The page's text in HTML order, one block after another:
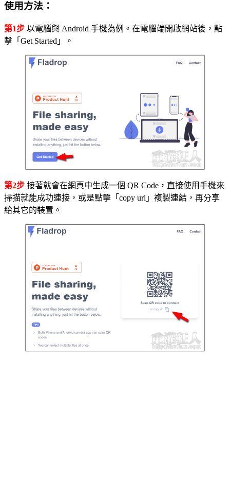
使用方法：
第1步 以電腦與 Android 手機為例。在電腦端開啟網站後，點
擊「Get Started」。
第2步 接著就會在網頁中生成一個 QR Code，直接使用手機來
掃描就能成功連接，或是點擊「copy url」複製連結，再分享
給其它的裝置。